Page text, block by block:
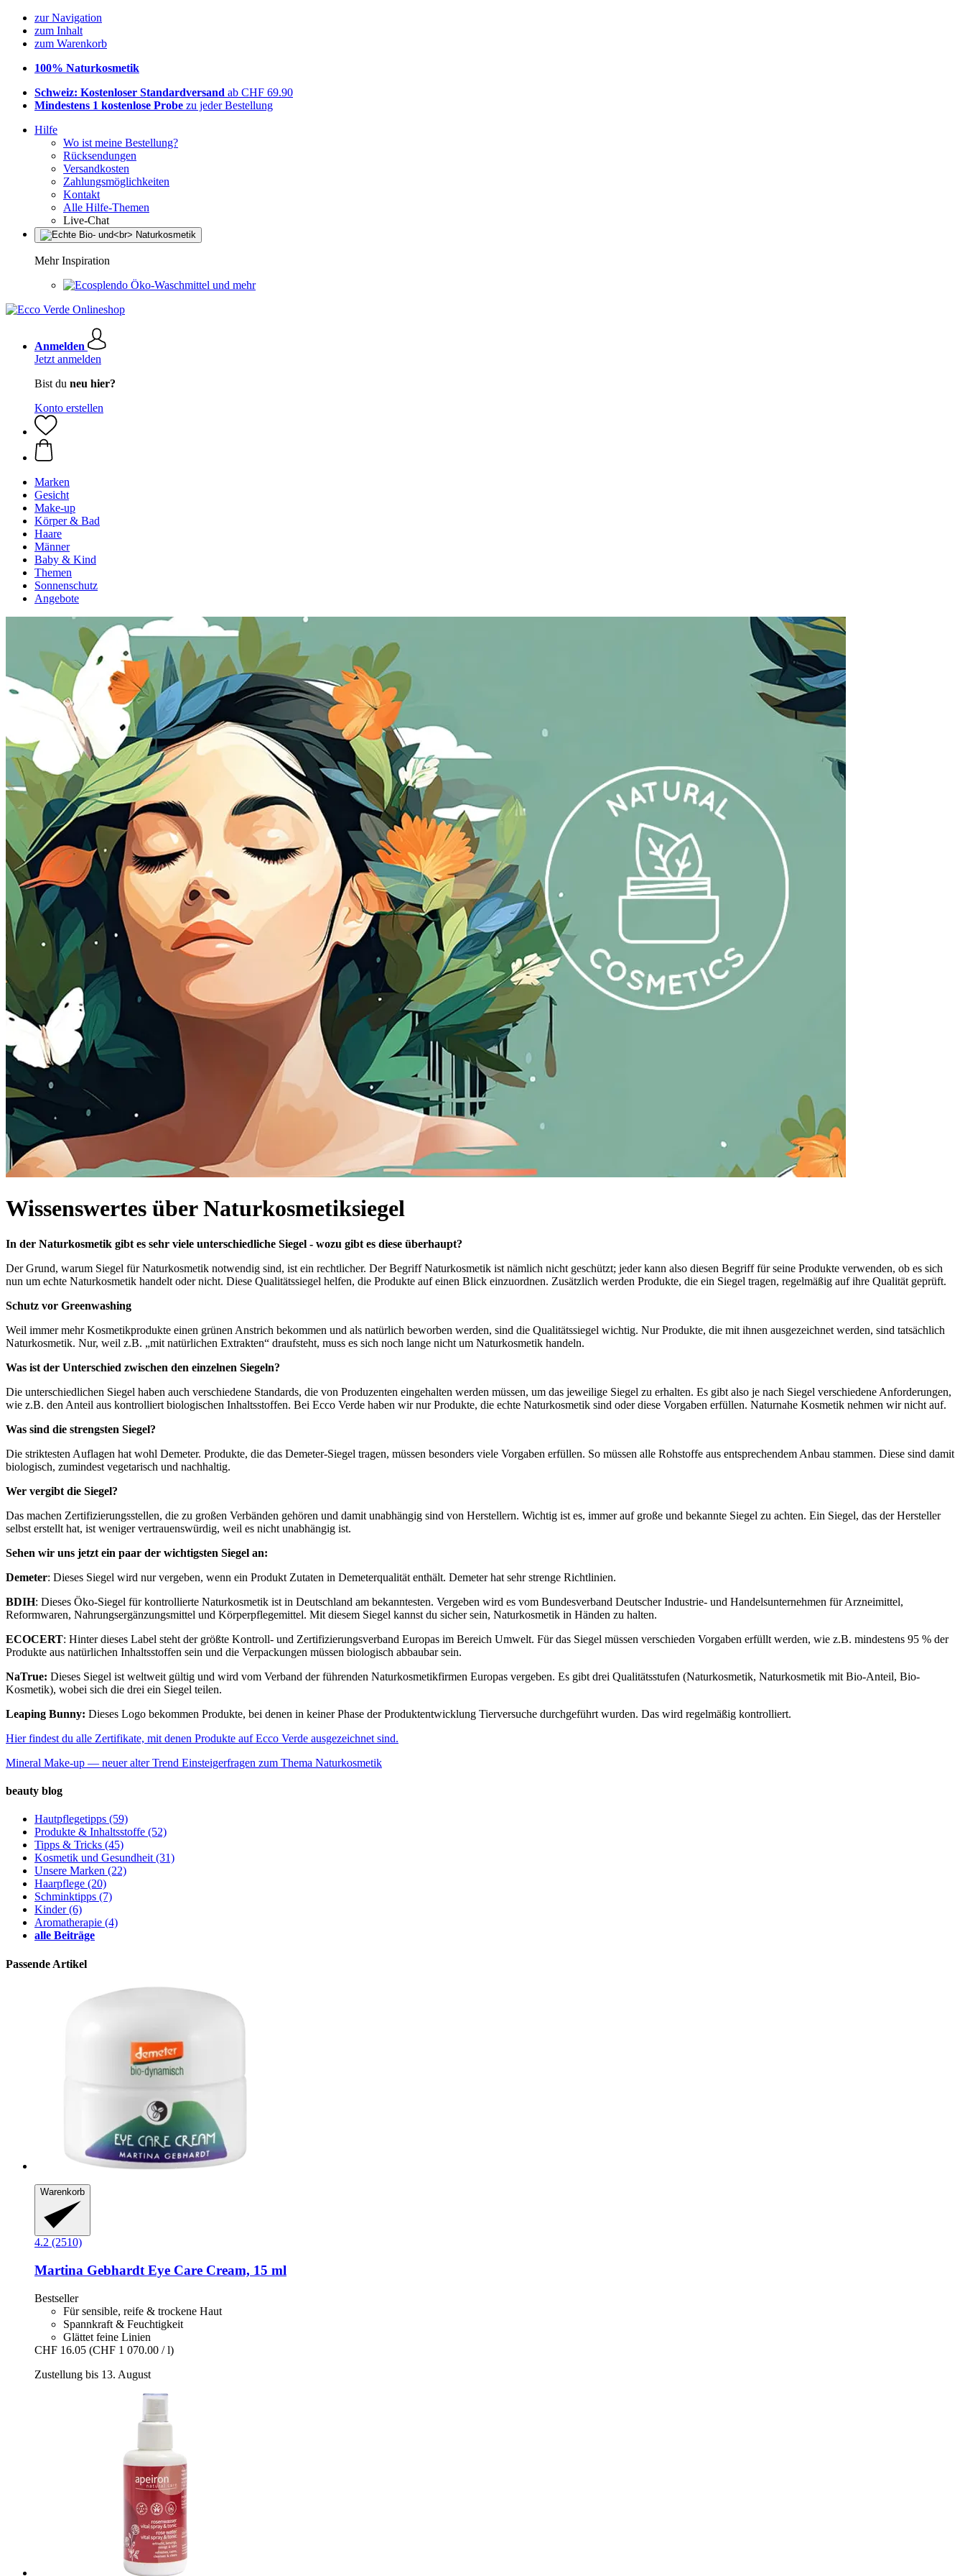
zur Navigation
zum Inhalt
zum Warenkorb
100% Naturkosmetik
Schweiz: Kostenloser Standardversand ab CHF 69.90
Mindestens 1 kostenlose Probe zu jeder Bestellung
Hilfe
Wo ist meine Bestellung?
Rücksendungen
Versandkosten
Zahlungsmöglichkeiten
Kontakt
Alle Hilfe-Themen
Live-Chat
Mehr Inspiration
Öko-Waschmittel und mehr
Anmelden
Jetzt anmelden
Bist du neu hier?
Konto erstellen
Marken
Gesicht
Make-up
Körper & Bad
Haare
Männer
Baby & Kind
Themen
Sonnenschutz
Angebote
Wissenswertes über Naturkosmetiksiegel
In der Naturkosmetik gibt es sehr viele unterschiedliche Siegel - wozu gibt es diese überhaupt?
Der Grund, warum Siegel für Naturkosmetik notwendig sind, ist ein rechtlicher. Der Begriff Naturkosmetik ist nämlich nicht geschützt; jeder kann also diesen Begriff für seine Produkte verwenden, ob es sich
nun um echte Naturkosmetik handelt oder nicht. Diese Qualitätssiegel helfen, die Produkte auf einen Blick einzuordnen. Zusätzlich werden Produkte, die ein Siegel tragen, regelmäßig auf ihre Qualität geprüft.
Schutz vor Greenwashing
Weil immer mehr Kosmetikprodukte einen grünen Anstrich bekommen und als natürlich beworben werden, sind die Qualitätssiegel wichtig. Nur Produkte, die mit ihnen ausgezeichnet werden, sind tatsächlich
Naturkosmetik. Nur, weil z.B. „mit natürlichen Extrakten“ draufsteht, muss es sich noch lange nicht um Naturkosmetik handeln.
Was ist der Unterschied zwischen den einzelnen Siegeln?
Die unterschiedlichen Siegel haben auch verschiedene Standards, die von Produzenten eingehalten werden müssen, um das jeweilige Siegel zu erhalten. Es gibt also je nach Siegel verschiedene Anforderungen,
wie z.B. den Anteil aus kontrolliert biologischen Inhaltsstoffen. Bei Ecco Verde haben wir nur Produkte, die echte Naturkosmetik sind oder diese Vorgaben erfüllen. Naturnahe Kosmetik nehmen wir nicht auf.
Was sind die strengsten Siegel?
Die striktesten Auflagen hat wohl Demeter. Produkte, die das Demeter-Siegel tragen, müssen besonders viele Vorgaben erfüllen. So müssen alle Rohstoffe aus entsprechendem Anbau stammen. Diese sind damit
biologisch, zumindest vegetarisch und nachhaltig.
Wer vergibt die Siegel?
Das machen Zertifizierungsstellen, die zu großen Verbänden gehören und damit unabhängig sind von Herstellern. Wichtig ist es, immer auf große und bekannte Siegel zu achten. Ein Siegel, das der Hersteller
selbst erstellt hat, ist weniger vertrauenswürdig, weil es nicht unabhängig ist.
Sehen wir uns jetzt ein paar der wichtigsten Siegel an:
Demeter: Dieses Siegel wird nur vergeben, wenn ein Produkt Zutaten in Demeterqualität enthält. Demeter hat sehr strenge Richtlinien.
BDIH: Dieses Öko-Siegel für kontrollierte Naturkosmetik ist in Deutschland am bekanntesten. Vergeben wird es vom Bundesverband Deutscher Industrie- und Handelsunternehmen für Arzneimittel,
Reformwaren, Nahrungsergänzungsmittel und Körperpflegemittel. Mit diesem Siegel kannst du sicher sein, Naturkosmetik in Händen zu halten.
ECOCERT: Hinter dieses Label steht der größte Kontroll- und Zertifizierungsverband Europas im Bereich Umwelt. Für das Siegel müssen verschieden Vorgaben erfüllt werden, wie z.B. mindestens 95 % der
Produkte aus natürlichen Inhaltsstoffen sein und die Verpackungen müssen biologisch abbaubar sein.
NaTrue: Dieses Siegel ist weltweit gültig und wird vom Verband der führenden Naturkosmetikfirmen Europas vergeben. Es gibt drei Qualitätsstufen (Naturkosmetik, Naturkosmetik mit Bio-Anteil, Bio-
Kosmetik), wobei sich die drei ein Siegel teilen.
Leaping Bunny: Dieses Logo bekommen Produkte, bei denen in keiner Phase der Produktentwicklung Tierversuche durchgeführt wurden. Das wird regelmäßig kontrolliert.
Hier findest du alle Zertifikate, mit denen Produkte auf Ecco Verde ausgezeichnet sind.
Mineral Make-up — neuer alter Trend Einsteigerfragen zum Thema Naturkosmetik
beauty blog
Hautpflegetipps (59)
Produkte & Inhaltsstoffe (52)
Tipps & Tricks (45)
Kosmetik und Gesundheit(31)
Unsere Marken (22)
Haarpflege (20)
Schminktipps (7)
Kinder(6)
Aromatherapie (4)
alle Beiträge
Passende Artikel
Warenkorb
4.2 (2510)
Martina Gebhardt Eye Care Cream, 15 ml
Bestseller
Für sensible, reife & trockene Haut
Spannkraft & Feuchtigkeit
Glättet feine Linien
CHF 16.05 (CHF 1 070.00 / l)
Zustellung bis 13. August